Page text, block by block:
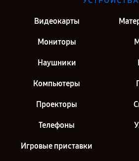
Видеокарты
Мониторы
Наушники
Компьютеры
Проекторы
Телефоны
Игровые приставки